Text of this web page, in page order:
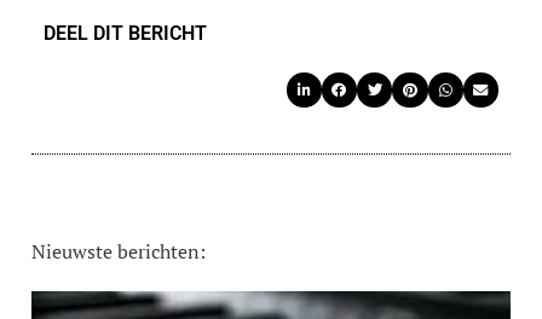
DEEL DIT BERICHT
Nieuwste berichten: